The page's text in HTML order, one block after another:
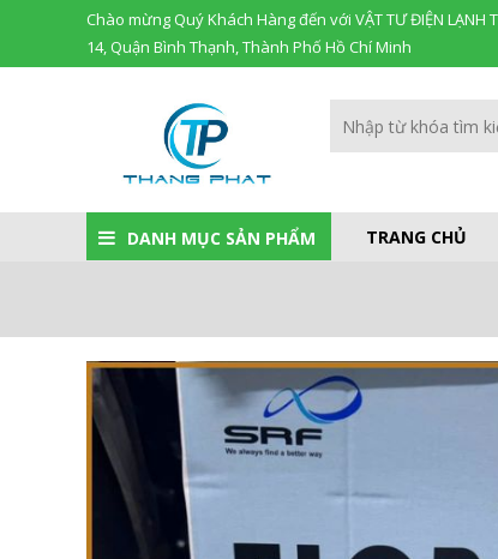
Chào mừng Quý Khách Hàng đến với VẬT TƯ ĐIỆN LẠNH
14, Quận Bình Thạnh, Thành Phố Hồ Chí Minh
DANH MỤC SẢN PHẨM TRANG CHỦ